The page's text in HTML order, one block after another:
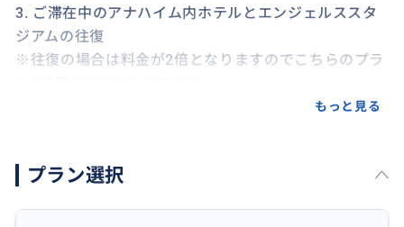
3. ご滞在中のアナハイム内ホテルとエンジェルススタ
ジアムの往復
※往復の場合は料金が2倍となりますのでこちらのプラ
ケース2つまでをトランクに入れることが出来ます。
もっと見る
プラン選択